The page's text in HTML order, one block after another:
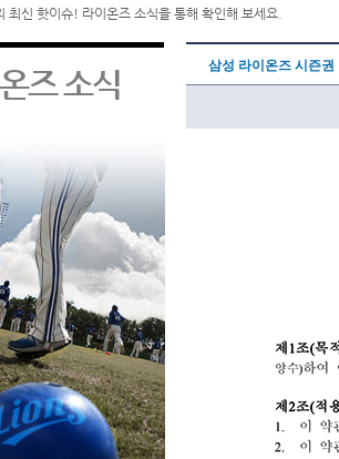
최신 핫이슈! 라이온즈 소식을 통해 확인해 보세요.
즈 소식 삼성 라이온즈 시즌권